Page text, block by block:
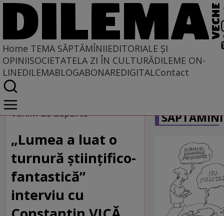
Home TEMA SĂPTĂMÎNIIEDITORIALE ȘI
OPINIISOCIETATELA ZI ÎN CULTURĂDILEME ON-
LINEDILEMABLOGABONAREDIGITALContact
Home
Tema săptămînii
Venim de departe
„Lumea a luat o
turnură științifico-
fantastică”
interviu cu